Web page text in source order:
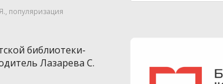
, популяризация
библиотеки-
Лазарева С.